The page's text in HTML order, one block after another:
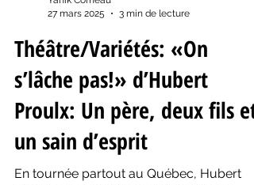
27 mars 2025
3 min de lecture
Théâtre/Variétés: «On
s’lâche pas!» d’Hubert
Proulx: Un père, deux fils et
un sain d’esprit